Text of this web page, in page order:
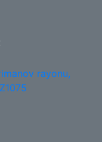
rayonu,